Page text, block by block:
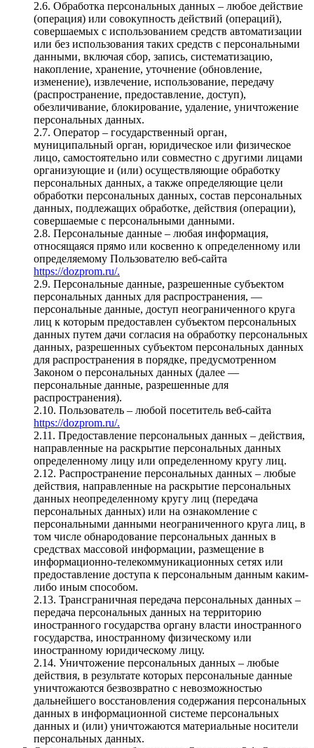
2.6. Обработка персональных данных – любое действие
(операция) или совокупность действий (операций),
совершаемых с использованием средств автоматизации
или без использования таких средств с персональными
данными, включая сбор, запись, систематизацию,
накопление, хранение, уточнение (обновление,
изменение), извлечение, использование, передачу
(распространение, предоставление, доступ),
обезличивание, блокирование, удаление, уничтожение
персональных данных.
2.7. Оператор – государственный орган,
муниципальный орган, юридическое или физическое
лицо, самостоятельно или совместно с другими лицами
организующие и (или) осуществляющие обработку
персональных данных, а также определяющие цели
обработки персональных данных, состав персональных
данных, подлежащих обработке, действия (операции),
совершаемые с персональными данными.
2.8. Персональные данные – любая информация,
относящаяся прямо или косвенно к определенному или
определяемому Пользователю веб-сайта
https://dozprom.ru/.
2.9. Персональные данные, разрешенные субъектом
персональных данных для распространения, —
персональные данные, доступ неограниченного круга
лиц к которым предоставлен субъектом персональных
данных путем дачи согласия на обработку персональных
данных, разрешенных субъектом персональных данных
для распространения в порядке, предусмотренном
Законом о персональных данных (далее —
персональные данные, разрешенные для
распространения).
2.10. Пользователь – любой посетитель веб-сайта
https://dozprom.ru/.
2.11. Предоставление персональных данных – действия,
направленные на раскрытие персональных данных
определенному лицу или определенному кругу лиц.
2.12. Распространение персональных данных – любые
действия, направленные на раскрытие персональных
данных неопределенному кругу лиц (передача
персональных данных) или на ознакомление с
персональными данными неограниченного круга лиц, в
том числе обнародование персональных данных в
средствах массовой информации, размещение в
информационно-телекоммуникационных сетях или
предоставление доступа к персональным данным каким-
либо иным способом.
2.13. Трансграничная передача персональных данных –
передача персональных данных на территорию
иностранного государства органу власти иностранного
государства, иностранному физическому или
иностранному юридическому лицу.
2.14. Уничтожение персональных данных – любые
действия, в результате которых персональные данные
уничтожаются безвозвратно с невозможностью
дальнейшего восстановления содержания персональных
данных в информационной системе персональных
данных и (или) уничтожаются материальные носители
персональных данных.